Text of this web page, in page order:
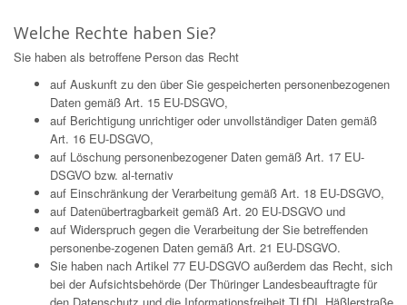
Welche Rechte haben Sie?
Sie haben als betroffene Person das Recht
auf Auskunft zu den über Sie gespeicherten personenbezogenen
Daten gemäß Art. 15 EU-DSGVO,
auf Berichtigung unrichtiger oder unvollständiger Daten gemäß
Art. 16 EU-DSGVO,
auf Löschung personenbezogener Daten gemäß Art. 17 EU-
DSGVO bzw. al-ternativ
auf Einschränkung der Verarbeitung gemäß Art. 18 EU-DSGVO,
auf Datenübertragbarkeit gemäß Art. 20 EU-DSGVO und
auf Widerspruch gegen die Verarbeitung der Sie betreffenden
personenbe-zogenen Daten gemäß Art. 21 EU-DSGVO.
Sie haben nach Artikel 77 EU-DSGVO außerdem das Recht, sich
bei der Aufsichtsbehörde (Der Thüringer Landesbeauftragte für